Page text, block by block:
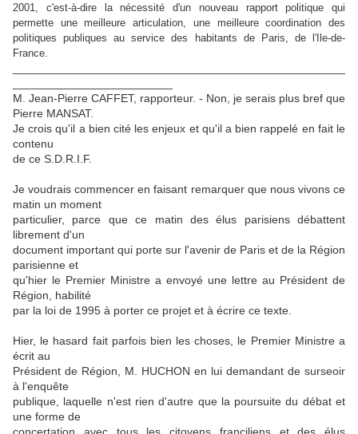
2001, c'est-à-dire la nécessité d'un nouveau rapport politique qui
permette une meilleure articulation, une meilleure coordination des
politiques publiques au service des habitants de Paris, de l'Ile-de-
France.
M. Jean-Pierre CAFFET, rapporteur. - Non, je serais plus bref que
Pierre MANSAT.
Je crois qu'il a bien cité les enjeux et qu'il a bien rappelé en fait le
contenu
de ce S.D.R.I.F.
Je voudrais commencer en faisant remarquer que nous vivons ce
matin un moment
particulier, parce que ce matin des élus parisiens débattent
librement d'un
document important qui porte sur l'avenir de Paris et de la Région
parisienne et
qu'hier le Premier Ministre a envoyé une lettre au Président de
Région, habilité
par la loi de 1995 à porter ce projet et à écrire ce texte.
Hier, le hasard fait parfois bien les choses, le Premier Ministre a
écrit au
Président de Région, M. HUCHON en lui demandant de surseoir
à l'enquête
publique, laquelle n'est rien d'autre que la poursuite du débat et
une forme de